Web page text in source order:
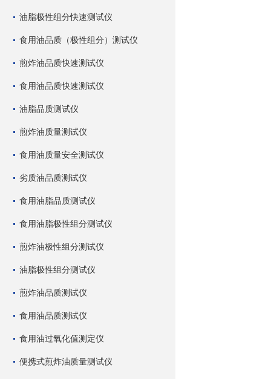
油脂极性组分快速测试仪
食用油品质（极性组分）测试仪
煎炸油品质快速测试仪
食用油品质快速测试仪
油脂品质测试仪
煎炸油质量测试仪
食用油质量安全测试仪
劣质油品质测试仪
食用油脂品质测试仪
食用油脂极性组分测试仪
煎炸油极性组分测试仪
油脂极性组分测试仪
煎炸油品质测试仪
食用油品质测试仪
食用油过氧化值测定仪
便携式煎炸油质量测试仪